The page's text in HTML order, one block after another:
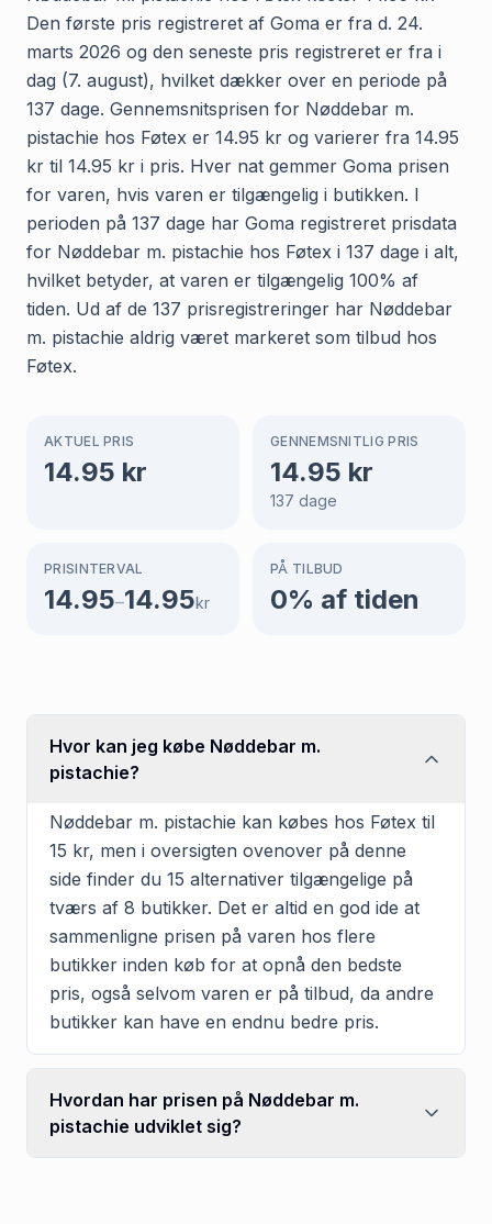
Den første pris registreret af Goma er fra d. 24.
marts 2026 og den seneste pris registreret er fra i
dag (7. august), hvilket dækker over en periode på
137 dage. Gennemsnitsprisen for Nøddebar m.
pistachie hos Føtex er 14.95 kr og varierer fra 14.95
kr til 14.95 kr i pris. Hver nat gemmer Goma prisen
for varen, hvis varen er tilgængelig i butikken. I
perioden på 137 dage har Goma registreret prisdata
for Nøddebar m. pistachie hos Føtex i 137 dage i alt,
hvilket betyder, at varen er tilgængelig 100% af
tiden. Ud af de 137 prisregistreringer har Nøddebar
m. pistachie aldrig været markeret som tilbud hos
Føtex.
AKTUEL PRIS
14.95 kr
GENNEMSNITLIG PRIS
14.95 kr
137 dage
PRISINTERVAL
14.95–14.95kr
PÅ TILBUD
0% af tiden
Hvor kan jeg købe Nøddebar m.
pistachie?
Nøddebar m. pistachie kan købes hos Føtex til
15 kr, men i oversigten ovenover på denne
side finder du 15 alternativer tilgængelige på
tværs af 8 butikker. Det er altid en god ide at
sammenligne prisen på varen hos flere
butikker inden køb for at opnå den bedste
pris, også selvom varen er på tilbud, da andre
butikker kan have en endnu bedre pris.
Hvordan har prisen på Nøddebar m.
pistachie udviklet sig?